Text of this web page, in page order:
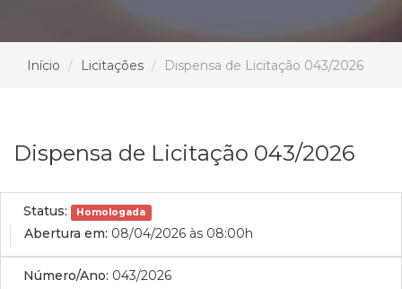
Início Licitações Dispensa de Licitação 043/2026
Dispensa de Licitação 043/2026
Status: Homologada
Abertura em: 08/04/2026 às 08:00h
Número/Ano: 043/2026